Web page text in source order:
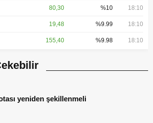
80,30 %10 18:10
19,48 %9.99 18:10
155,40 %9.98 18:10
yeniden şekillenmeli